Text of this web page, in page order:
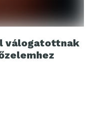
válogatottnak